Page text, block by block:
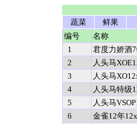
蔬菜
鲜果
编号
名称
1
君度力娇酒
2
人头马
3
人头马
4
人头马特级
5
人头马
6
金雀12年